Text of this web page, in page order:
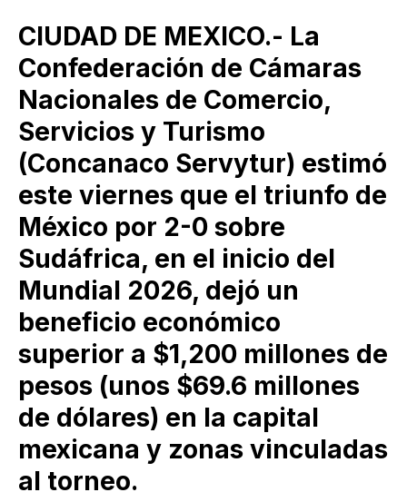
CIUDAD DE MEXICO.- La
Confederación de Cámaras
Nacionales de Comercio,
Servicios y Turismo
(Concanaco Servytur) estimó
este viernes que el triunfo de
México por 2-0 sobre
Sudáfrica, en el inicio del
Mundial 2026, dejó un
beneficio económico
superior a $1,200 millones de
pesos (unos $69.6 millones
de dólares) en la capital
mexicana y zonas vinculadas
al torneo.